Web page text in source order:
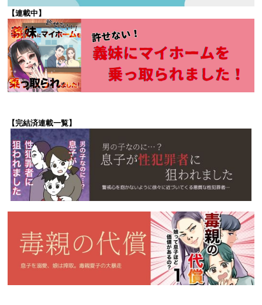
【連載中】
【完結済連載一覧】